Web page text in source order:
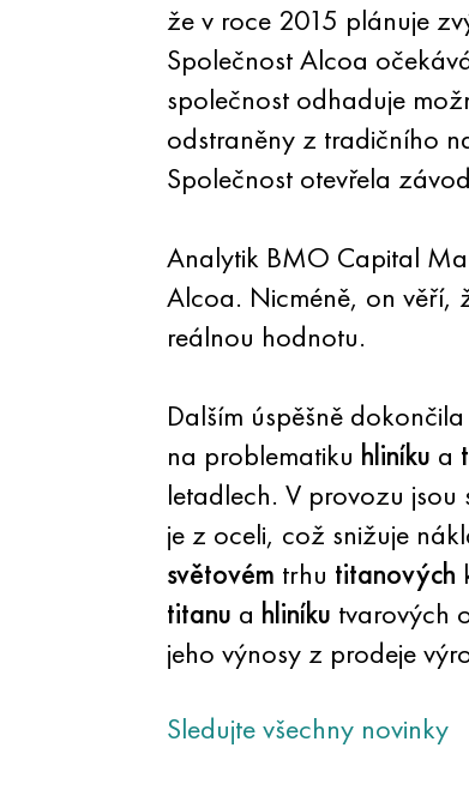
že v roce 2015 plánuje
Společnost Alcoa
společnost odhaduje
odstraněny z tradičního
Společnost otevřela
Analytik BMO Capital
Alcoa. Nicméně, on věří,
reálnou hodnotu.
Dalším úspěšně
na problematiku hliníku a
letadlech. V provozu
je z oceli, což snižuje
světovém trhu titanových
titanu a hliníku tvarových
jeho výnosy z prodeje
Sledujte všechny novinky